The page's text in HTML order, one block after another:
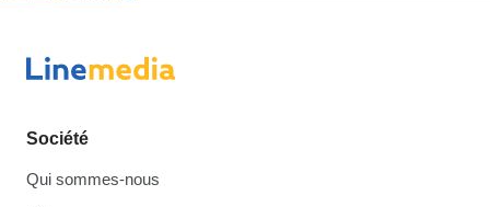
Société
Qui sommes-nous